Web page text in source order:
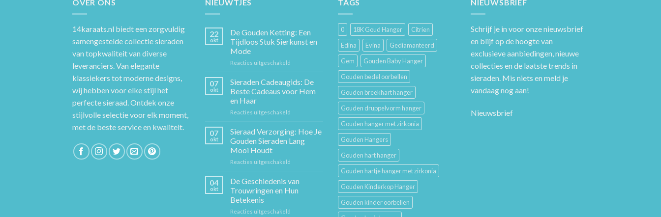
OVER ONS
14karaats.nl biedt een zorgvuldig
samengestelde collectie sieraden
van topkwaliteit van diverse
leveranciers. Van elegante
klassiekers tot moderne designs,
wij hebben voor elke stijl het
perfecte sieraad. Ontdek onze
stijlvolle selectie voor elk moment,
met de beste service en kwaliteit.
NIEUWTJES
22
okt
De Gouden Ketting: Een
Tijdloos Stuk Sierkunst en
Mode
Reacties uitgeschakeld
Gouden
Een
Mode
07
okt
Sieraden Cadeaugids: De
Beste Cadeaus voor Hem
en Haar
Reacties uitgeschakeld
Cadeaugids:
De
Beste
07
okt
Sieraad Verzorging: Hoe Je
Gouden Sieraden Lang
Mooi Houdt
Reacties uitgeschakeld
Je
04
okt
De Geschiedenis van
Trouwringen en Hun
Betekenis
Reacties uitgeschakeld
TAGS
0 18K Goud Hanger
Citrien
Edina
Evina
Gediamanteerd
Gem
Gouden Baby Hanger
Gouden bedel oorbellen
Gouden breekhart hanger
Gouden druppelvorm hanger
Gouden hanger met zirkonia
Gouden Hangers
Gouden hart hanger
Gouden hartje hanger met zirkonia
Gouden Kinderkop Hanger
Gouden kinder oorbellen
NIEUWSBRIEF
Schrijf je in voor onze nieuwsbrief
en blijf op de hoogte van
exclusieve aanbiedingen, nieuwe
collecties en de laatste trends in
sieraden. Mis niets en meld je
vandaag nog aan!
Nieuwsbrief